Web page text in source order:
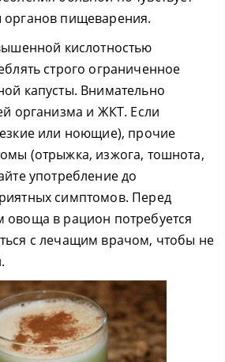
пищеварения.
кислотностью
строго ограниченное
капусты. Внимательно
организма и ЖКТ. Если
или ноющие), прочие
(отрыжка, изжога, тошнота,
употребление до
симптомов. Перед
в рацион потребуется
с лечащим врачом, чтобы не